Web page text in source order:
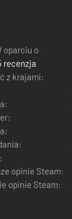
oparciu o
recenzja
z krajami:
opinie Steam:
opinie Steam: